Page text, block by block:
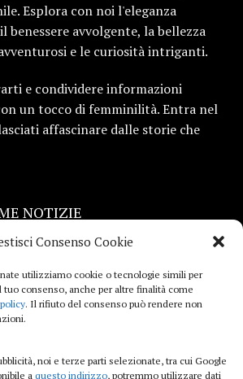
Consenso Cookie
utilizziamo cookie o tecnologie simili per
consenso, anche per altre finalità come
. Il rifiuto del consenso può rendere non
noi e terze parti selezionate, tra cui Google
a questo indirizzo, potremmo utilizzare dati
Esplora con noi l'eleganza
benessere avvolgente, la bellezza
e le curiosità intriganti.
e condividere informazioni
un tocco di femminilità. Entra nel
affascinare dalle storie che
NOTIZIE